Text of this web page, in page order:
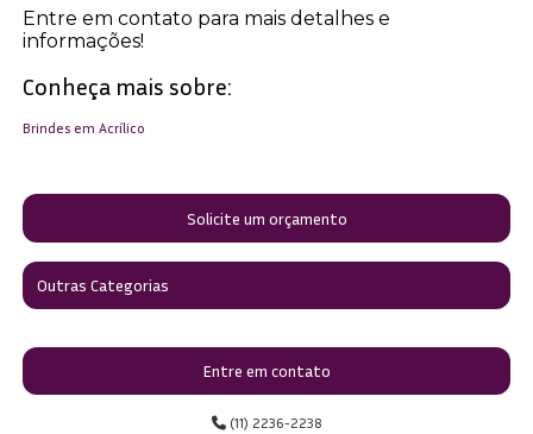
Entre em contato para mais detalhes e
informações!
Conheça mais sobre:
Brindes em Acrílico
Solicite um orçamento
Outras Categorias
Entre em contato
(11) 2236-2238